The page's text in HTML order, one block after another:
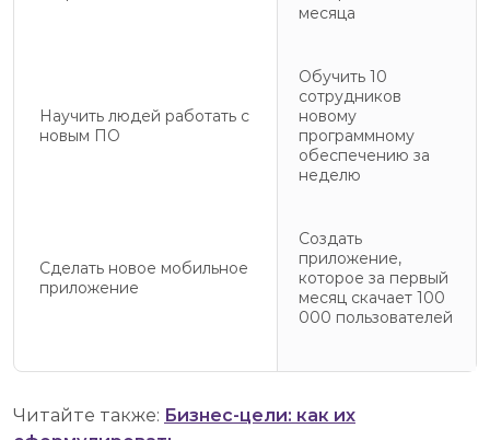
месяца
Научить людей работать с
новым ПО
Обучить 10
сотрудников
новому
программному
обеспечению за
неделю
Сделать новое мобильное
приложение
Создать
приложение,
которое за первый
месяц скачает 100
000 пользователей
Читайте также: Бизнес-цели: как их